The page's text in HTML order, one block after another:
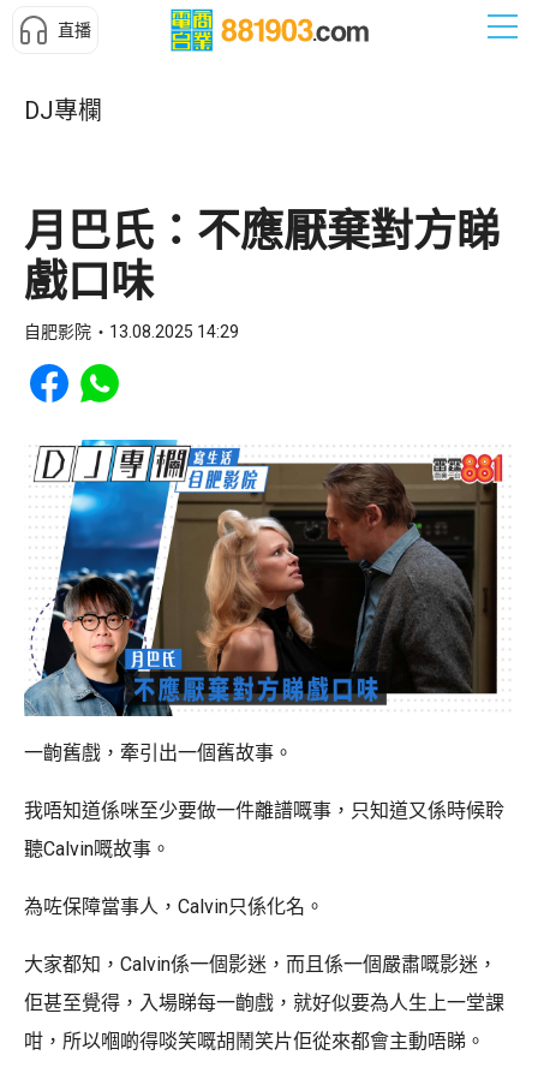
直播
DJ專欄
月巴氏：不應厭棄對方睇
戲口味
自肥影院 13.08.2025 14:29
Share to Facebook
Share to WhatsApp
一齣舊戲，牽引出一個舊故事。
我唔知道係咪至少要做一件離譜嘅事，只知道又係時候聆
聽Calvin嘅故事。
為咗保障當事人，Calvin只係化名。
大家都知，Calvin係一個影迷，而且係一個嚴肅嘅影迷，
佢甚至覺得，入場睇每一齣戲，就好似要為人生上一堂課
咁，所以嗰啲得啖笑嘅胡鬧笑片佢從來都會主動唔睇。